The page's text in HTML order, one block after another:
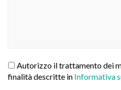
Autorizzo il trattamento dei
finalità descritte in Informativa